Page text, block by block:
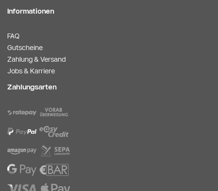
Informationen
FAQ
Gutscheine
Zahlung & Versand
Jobs & Karriere
Zahlungsarten